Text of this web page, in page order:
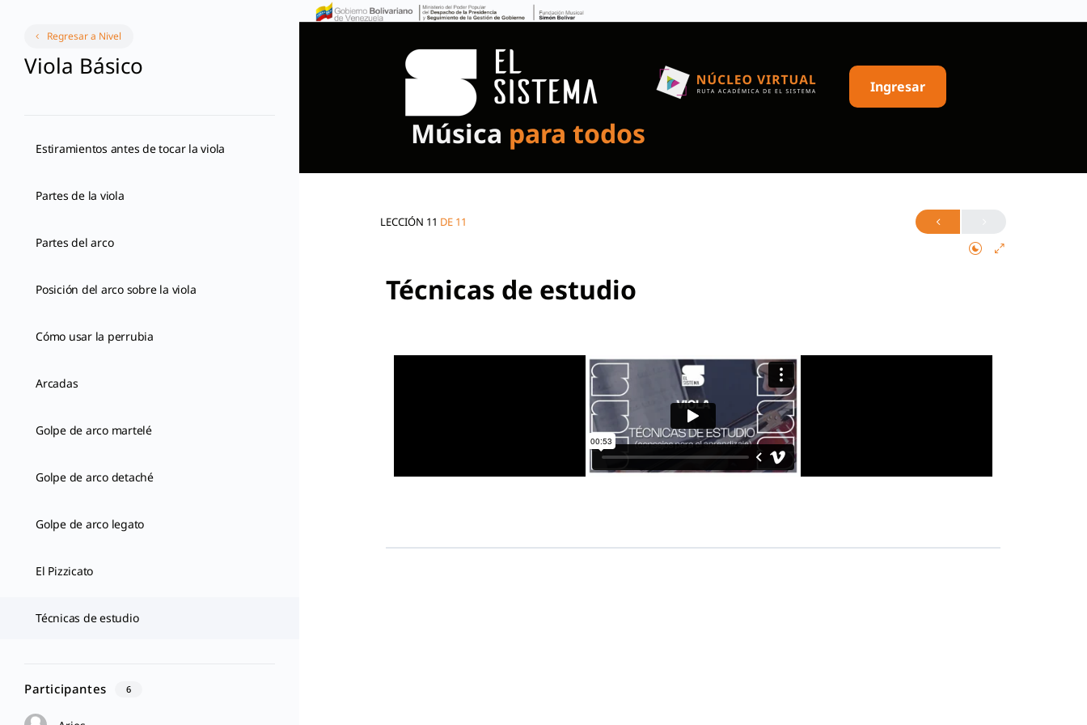
Música para todos
Ingresar
Regresar a Nivel
Viola Básico
Estiramientos antes de tocar la viola
Partes de la viola
Partes del arco
Posición del arco sobre la viola
Cómo usar la perrubia
Arcadas
Golpe de arco martelé
Golpe de arco detaché
Golpe de arco legato
El Pizzicato
Técnicas de estudio
Participantes 6
LECCIÓN 11 DE 11
Técnicas de estudio